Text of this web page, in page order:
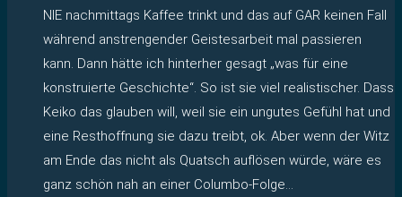
NIE nachmittags Kaffee trinkt und das auf GAR keinen Fall
während anstrengender Geistesarbeit mal passieren
kann. Dann hätte ich hinterher gesagt „was für eine
konstruierte Geschichte“. So ist sie viel realistischer. Dass
Keiko das glauben will, weil sie ein ungutes Gefühl hat und
eine Resthoffnung sie dazu treibt, ok. Aber wenn der Witz
am Ende das nicht als Quatsch auflösen würde, wäre es
ganz schön nah an einer Columbo-Folge…